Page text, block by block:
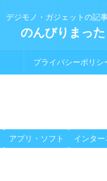
デジモノ・ガジェットの記
のんびりまっ
プライバシーポリシ
アプリ・ソフト インター